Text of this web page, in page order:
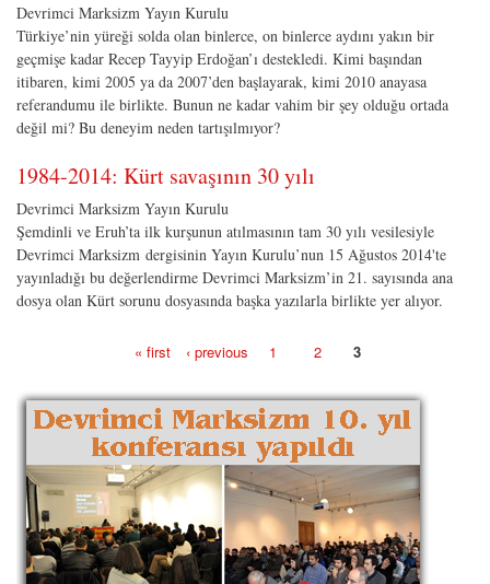
Devrimci Marksizm Yayın Kurulu
Türkiye’nin yüreği solda olan binlerce, on binlerce aydını yakın bir
geçmişe kadar Recep Tayyip Erdoğan’ı destekledi. Kimi başından
itibaren, kimi 2005 ya da 2007’den başlayarak, kimi 2010 anayasa
referandumu ile birlikte. Bunun ne kadar vahim bir şey olduğu ortada
değil mi? Bu deneyim neden tartışılmıyor?
1984-2014: Kürt savaşının 30 yılı
Devrimci Marksizm Yayın Kurulu
Şemdinli ve Eruh’ta ilk kurşunun atılmasının tam 30 yılı vesilesiyle
Devrimci Marksizm dergisinin Yayın Kurulu’nun 15 Ağustos 2014'te
yayınladığı bu değerlendirme Devrimci Marksizm’in 21. sayısında ana
dosya olan Kürt sorunu dosyasında başka yazılarla birlikte yer alıyor.
« first ‹ previous 1 2 3